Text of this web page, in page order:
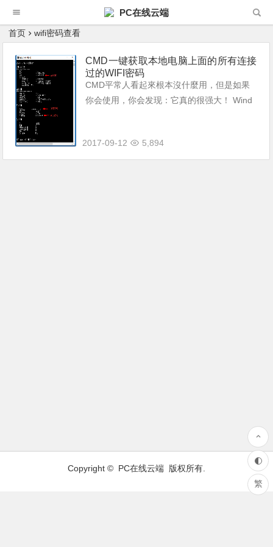
PC在线云端
首页 wifi密码查看
CMD一键获取本地电脑上面的所有连接
过的WIFI密码
CMD平常人看起來根本沒什麼用，但是如果
你会使用，你会发现：它真的很强大！ Wind
2017-09-12
5,894
Copyright © PC在线云端 版权所有.
繁